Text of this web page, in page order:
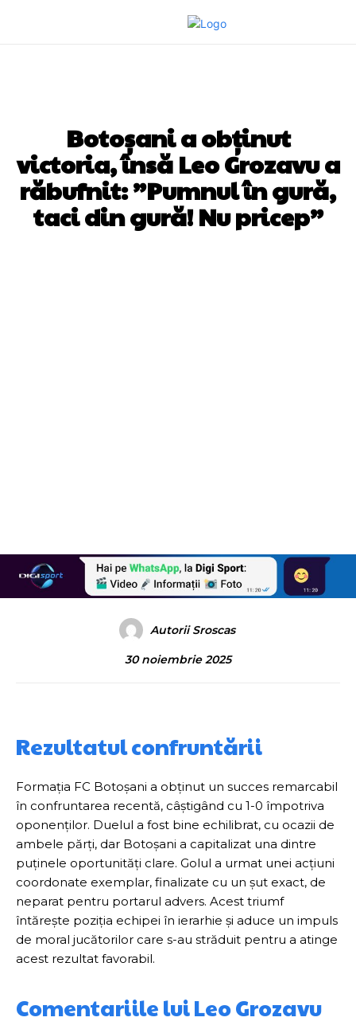
Botoșani a obținut
victoria, însă Leo Grozavu a
răbufnit: ”Pumnul în gură,
taci din gură! Nu pricep”
Autorii Sroscas
30 noiembrie 2025
Rezultatul confruntării
Formația FC Botoșani a obținut un succes remarcabil
în confruntarea recentă, câștigând cu 1-0 împotriva
oponenților. Duelul a fost bine echilibrat, cu ocazii de
ambele părți, dar Botoșani a capitalizat una dintre
puținele oportunități clare. Golul a urmat unei acțiuni
coordonate exemplar, finalizate cu un șut exact, de
neparat pentru portarul advers. Acest triumf
întărește poziția echipei în ierarhie și aduce un impuls
de moral jucătorilor care s-au străduit pentru a atinge
acest rezultat favorabil.
Comentariile lui Leo Grozavu